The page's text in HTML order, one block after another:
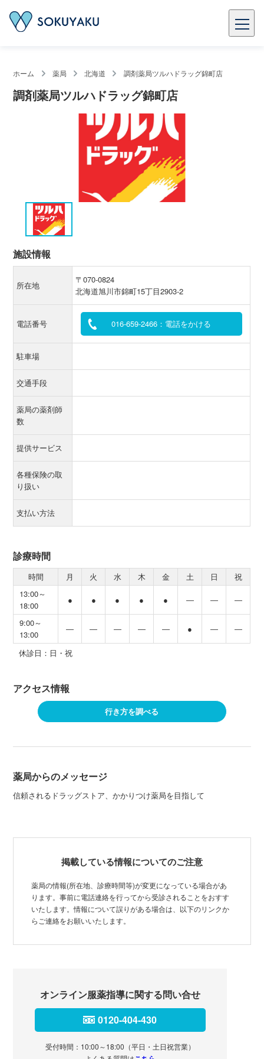
ホーム 薬局 北海道 調剤薬局ツルハドラッグ錦町店
調剤薬局ツルハドラッグ錦町店
施設情報
所在地
〒070-0824
北海道旭川市錦町15丁目2903-2
電話番号 016-659-2466：電話をかける
駐車場
交通手段
薬局の薬剤師
数
提供サービス
各種保険の取
り扱い
支払い方法
診療時間
時間 月 火 水 木 金 土 日
祝
13:00～
18:00
● ● ● ● ● ― ― ―
9:00～
13:00
― ― ― ― ― ● ― ―
休診日：日・祝
アクセス情報
行き方を調べる
薬局からのメッセージ
信頼されるドラッグストア、かかりつけ薬局を目指して
掲載している情報についてのご注意
薬局の情報(所在地、診療時間等)が変更になっている場合があ
ります。事前に電話連絡を行ってから受診されることをおすす
いたします。情報について誤りがある場合は、以下のリンクか
らご連絡をお願いいたします。
オンライン服薬指導に関する問い合せ
0120-404-430
受付時間：10:00～18:00（平日・土日祝営業）